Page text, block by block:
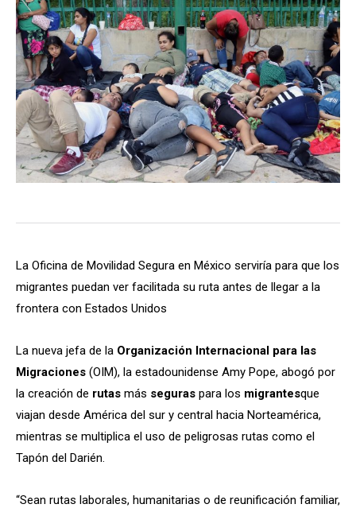
La Oficina de Movilidad Segura en México serviría para que los
migrantes puedan ver facilitada su ruta antes de llegar a la
frontera con Estados Unidos
La nueva jefa de la Organización Internacional para las
Migraciones (OIM), la estadounidense Amy Pope, abogó por
la creación de rutas más seguras para los migrantesque
viajan desde América del sur y central hacia Norteamérica,
mientras se multiplica el uso de peligrosas rutas como el
Tapón del Darién.
“Sean rutas laborales, humanitarias o de reunificación familiar,